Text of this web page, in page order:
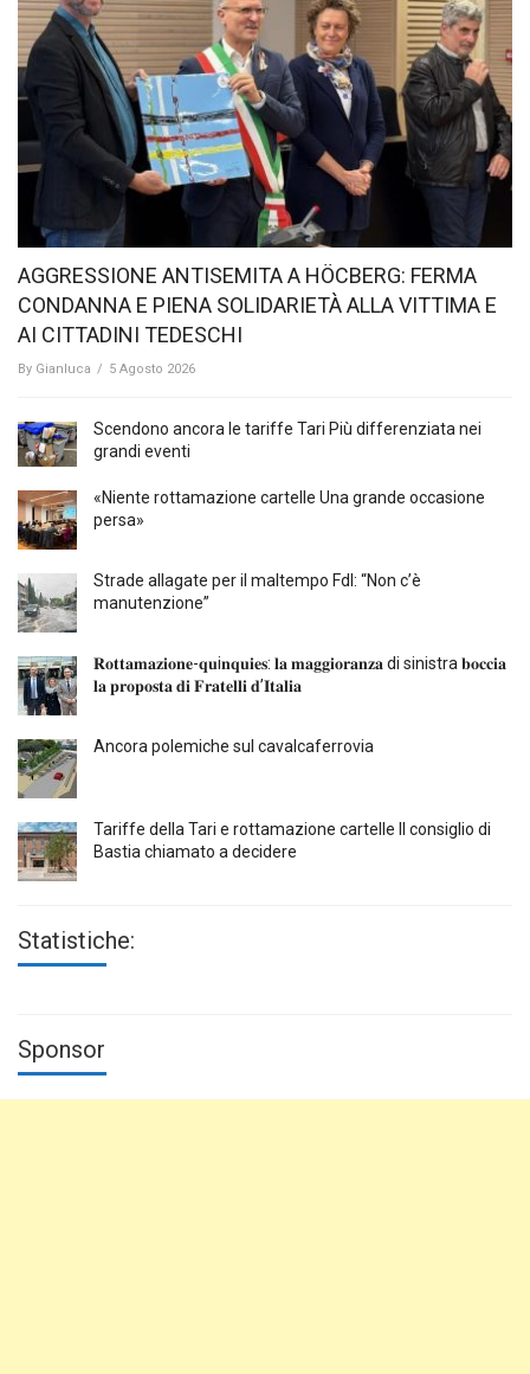
AGGRESSIONE ANTISEMITA A HÖCBERG: FERMA
CONDANNA E PIENA SOLIDARIETÀ ALLA VITTIMA E
AI CITTADINI TEDESCHI
By Gianluca / 5 Agosto 2026
Scendono ancora le tariffe Tari Più differenziata nei
grandi eventi
«Niente rottamazione cartelle Una grande occasione
persa»
Strade allagate per il maltempo FdI: “Non c’è
manutenzione”
𝐑𝐨𝐭𝐭𝐚𝐦𝐚𝐳𝐢𝐨𝐧𝐞-𝐪𝐮i𝐧𝐪𝐮𝐢𝐞𝐬: 𝐥𝐚 𝐦𝐚𝐠𝐠𝐢𝐨𝐫𝐚𝐧𝐳𝐚 di sinistra 𝐛𝐨𝐜𝐜𝐢𝐚
𝐥𝐚 𝐩𝐫𝐨𝐩𝐨𝐬𝐭𝐚 𝐝𝐢 𝐅𝐫𝐚𝐭𝐞𝐥𝐥𝐢 𝐝’𝐈𝐭𝐚𝐥𝐢𝐚
Ancora polemiche sul cavalcaferrovia
Tariffe della Tari e rottamazione cartelle Il consiglio di
Bastia chiamato a decidere
Statistiche:
Sponsor